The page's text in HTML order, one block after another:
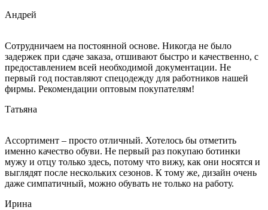
Андрей
Сотрудничаем на постоянной основе. Никогда не было
задержек при сдаче заказа, отшивают быстро и качественно, с
предоставлением всей необходимой документации. Не
первый год поставляют спецодежду для работников нашей
фирмы. Рекомендации оптовым покупателям!
Татьяна
Ассортимент – просто отличный. Хотелось бы отметить
именно качество обуви. Не первый раз покупаю ботинки
мужу и отцу только здесь, потому что вижу, как они носятся и
выглядят после нескольких сезонов. К тому же, дизайн очень
даже симпатичный, можно обувать не только на работу.
Ирина